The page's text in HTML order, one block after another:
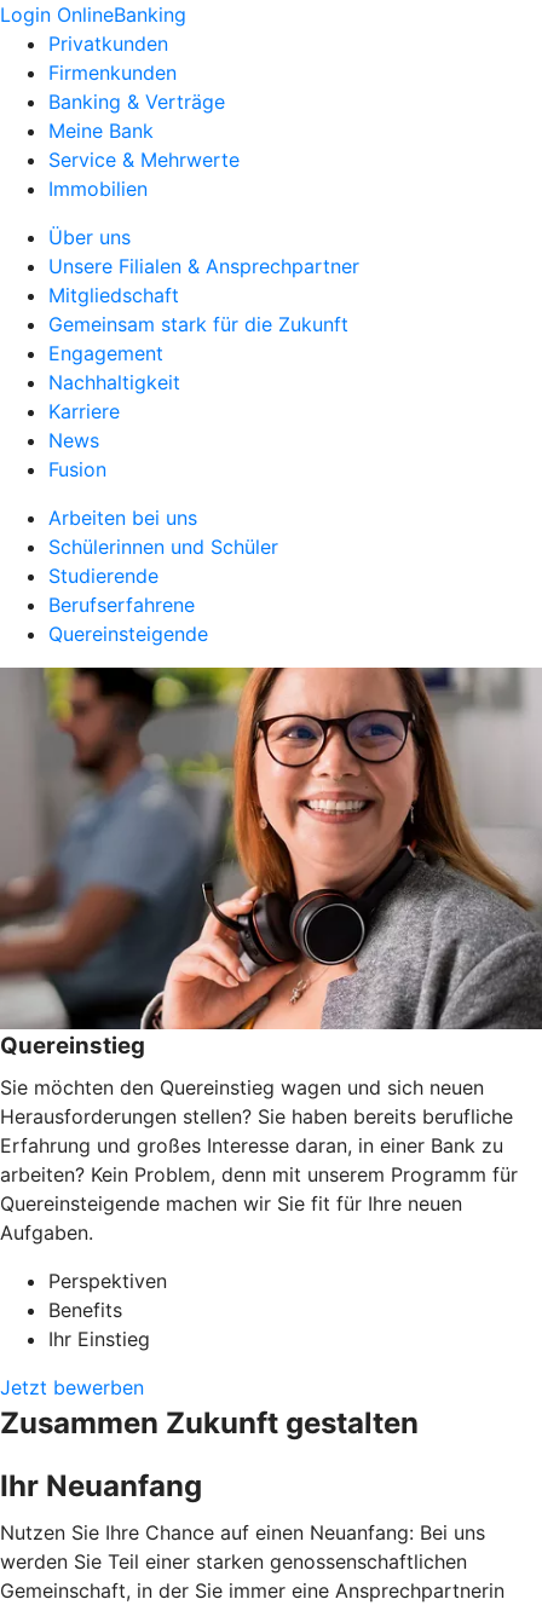
Login OnlineBanking
Privatkunden
Firmenkunden
Banking & Verträge
Meine Bank
Service & Mehrwerte
Immobilien
Über uns
Unsere Filialen & Ansprechpartner
Mitgliedschaft
Gemeinsam stark für die Zukunft
Engagement
Nachhaltigkeit
Karriere
News
Fusion
Arbeiten bei uns
Schülerinnen und Schüler
Studierende
Berufserfahrene
Quereinsteigende
Quereinstieg
Sie möchten den Quereinstieg wagen und sich neuen
Herausforderungen stellen? Sie haben bereits berufliche
Erfahrung und großes Interesse daran, in einer Bank zu
arbeiten? Kein Problem, denn mit unserem Programm für
Quereinsteigende machen wir Sie fit für Ihre neuen
Aufgaben.
Perspektiven
Benefits
Ihr Einstieg
Jetzt bewerben
Zusammen Zukunft gestalten
Ihr Neuanfang
Nutzen Sie Ihre Chance auf einen Neuanfang: Bei uns
werden Sie Teil einer starken genossenschaftlichen
Gemeinschaft, in der Sie immer eine Ansprechpartnerin